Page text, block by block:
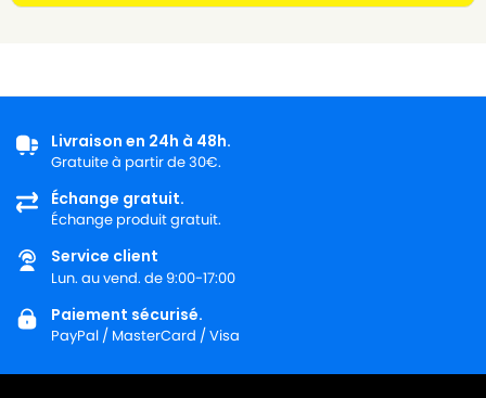
Livraison en 24h à 48h.
Gratuite à partir de 30€.
Échange gratuit.
Échange produit gratuit.
Service client
Lun. au vend. de 9:00-17:00
Paiement sécurisé.
PayPal / MasterCard / Visa